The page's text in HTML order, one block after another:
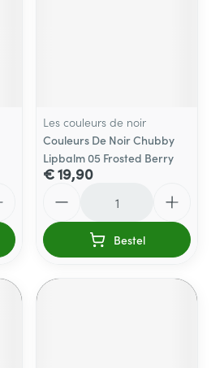
Les couleurs de noir
Couleurs De Noir Chubby
Lipbalm 05 Frosted Berry
€ 19,90
Bestel